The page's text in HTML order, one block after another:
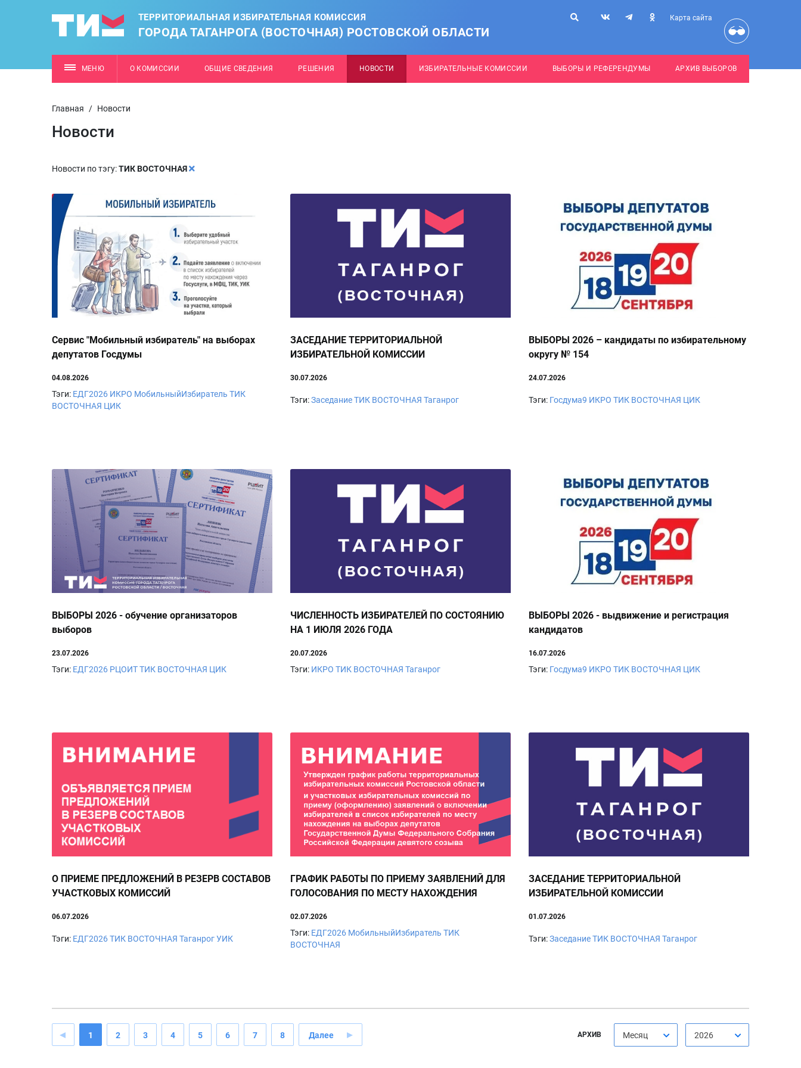
ТЕРРИТОРИАЛЬНАЯ ИЗБИРАТЕЛЬНАЯ КОМИССИЯ
ГОРОДА ТАГАНРОГА (ВОСТОЧНАЯ) РОСТОВСКОЙ ОБЛАСТИ
Карта сайта
МЕНЮ О КОМИССИИ ОБЩИЕ СВЕДЕНИЯ РЕШЕНИЯ НОВОСТИ ИЗБИРАТЕЛЬНЫЕ КОМИССИИ ВЫБОРЫ И РЕФЕРЕНДУМЫ АРХИВ ВЫБОРОВ
Главная / Новости
Новости
Новости по тэгу:ТИК ВОСТОЧНАЯ
Сервис "Мобильный избиратель" на выборах
депутатов Госдумы
04.08.2026
Тэги: ЕДГ2026 ИКРО МобильныйИзбиратель ТИК
ВОСТОЧНАЯ ЦИК
ЗАСЕДАНИЕ ТЕРРИТОРИАЛЬНОЙ
ИЗБИРАТЕЛЬНОЙ КОМИССИИ
30.07.2026
Тэги:ЗаседаниеТИК ВОСТОЧНАЯ Таганрог
ВЫБОРЫ 2026 – кандидаты по избирательному
округу № 154
24.07.2026
Тэги: Госдума9 ИКРО ТИК ВОСТОЧНАЯ ЦИК
ВЫБОРЫ 2026 - обучение организаторов
выборов
23.07.2026
Тэги: ЕДГ2026 РЦОИТТИК ВОСТОЧНАЯ ЦИК
ЧИСЛЕННОСТЬ ИЗБИРАТЕЛЕЙ ПО СОСТОЯНИЮ
НА 1 ИЮЛЯ 2026 ГОДА
20.07.2026
Тэги: ИКРО ТИК ВОСТОЧНАЯ Таганрог
ВЫБОРЫ 2026 - выдвижение и регистрация
кандидатов
16.07.2026
Тэги: Госдума9 ИКРО ТИК ВОСТОЧНАЯ ЦИК
О ПРИЕМЕ ПРЕДЛОЖЕНИЙ В РЕЗЕРВ СОСТАВОВ
УЧАСТКОВЫХ КОМИССИЙ
06.07.2026
Тэги: ЕДГ2026ТИК ВОСТОЧНАЯ ТаганрогУИК
ГРАФИК РАБОТЫ ПО ПРИЕМУ ЗАЯВЛЕНИЙ ДЛЯ
ГОЛОСОВАНИЯ ПО МЕСТУ НАХОЖДЕНИЯ
02.07.2026
Тэги: ЕДГ2026 МобильныйИзбиратель ТИК
ВОСТОЧНАЯ
ЗАСЕДАНИЕ ТЕРРИТОРИАЛЬНОЙ
ИЗБИРАТЕЛЬНОЙ КОМИССИИ
01.07.2026
Тэги:ЗаседаниеТИК ВОСТОЧНАЯ Таганрог
1 2 3 4 5 6 7 8 Далее АРХИВ Месяц 2026